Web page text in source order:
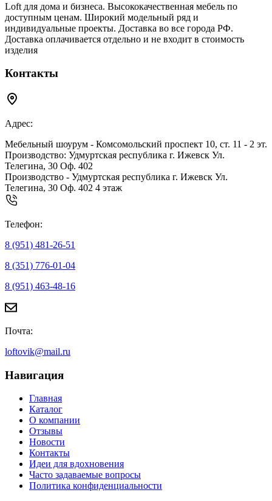
Loft для дома и бизнеса. Высококачественная мебель по
доступным ценам. Широкий модельный ряд и
индивидуальные проекты. Доставка во все города РФ.
Доставка оплачивается отдельно и не входит в стоимость
изделия
Контакты
Адрес:
Мебельный шоурум - Комсомольский проспект 10, ст. 11 - 2 эт.
Производство: Удмуртская республика г. Ижевск Ул.
Телегина, 30 Оф. 402
Производство - Удмуртская республика г. Ижевск Ул.
Телегина, 30 Оф. 402 4 этаж
Телефон:
8 (951) 481-26-51
8 (351) 776-01-04
8 (951) 463-48-16
Почта:
loftovik@mail.ru
Навигация
Главная
Каталог
О компании
Отзывы
Новости
Контакты
Идеи для вдохновения
Часто задаваемые вопросы
Политика конфиденциальности